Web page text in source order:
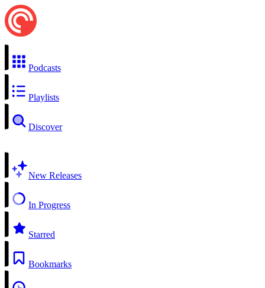
Podcasts
Playlists
Discover
New Releases
In Progress
Starred
Bookmarks